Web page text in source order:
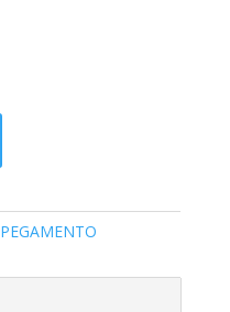
PEGAMENTO